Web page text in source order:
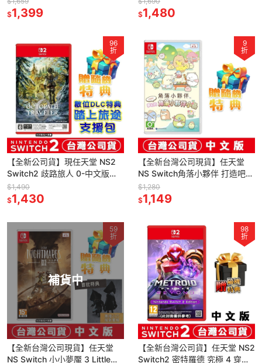
收納盒 (隨機款)
$1,399
匙圈
$1,480
96
折
【全新公司貨】現任天堂 NS2
Switch2 歧路旅人 0-中文版
OCTOPATH TRAVELER 0 (鑰
匙卡)
$1,490
$1,430
9
折
【全新台灣公司現貨】任天堂
NS Switch角落小夥伴 打造吧！
夢幻的角落小夥伴小島 -中文版
●贈隨機特典
$1,280
$1,149
補貨中
59
折
【全新台灣公司現貨】任天堂
NS Switch 小小夢魘 3 Little
98
折
【全新台灣公司貨】任天堂 NS2
Switch2 密特羅德 究極 4 穿越